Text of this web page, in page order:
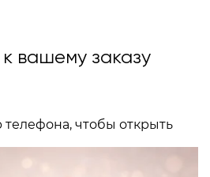
вашему заказу
чтобы открыть